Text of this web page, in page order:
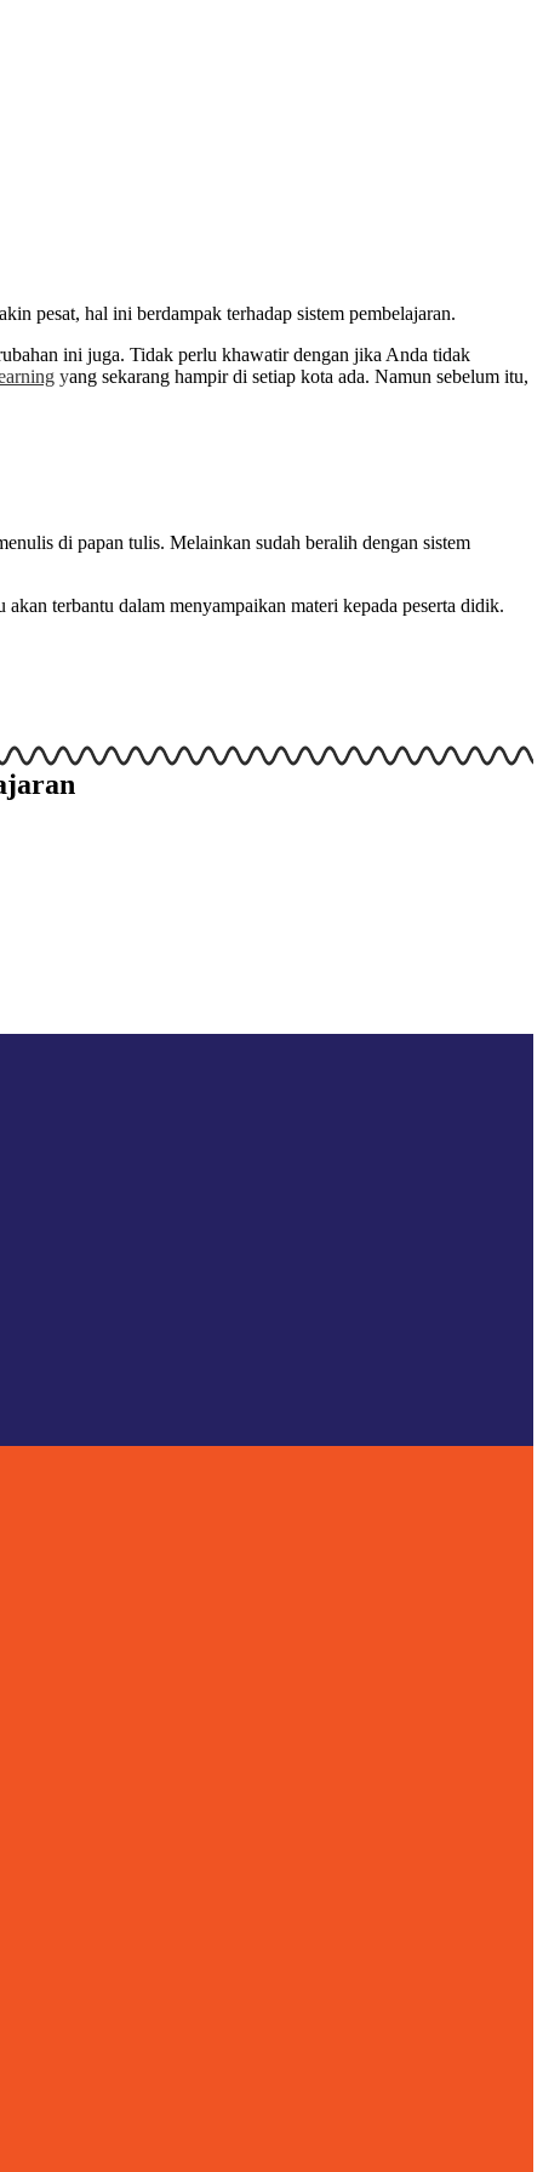
pesat, hal ini berdampak terhadap sistem pembelajaran.
ini juga. Tidak perlu khawatir dengan jika Anda tidak
yang sekarang hampir di setiap kota ada. Namun sebelum itu,
di papan tulis. Melainkan sudah beralih dengan sistem
terbantu dalam menyampaikan materi kepada peserta didik.